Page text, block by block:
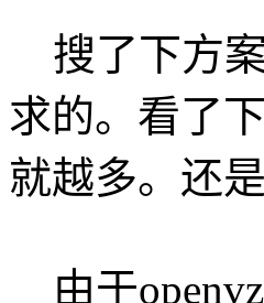
搜了下方案
求的。看了
就越多。还
由于